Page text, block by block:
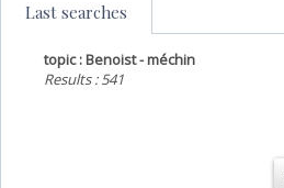
Last searches
topic : Benoist - méchin
Results : 541